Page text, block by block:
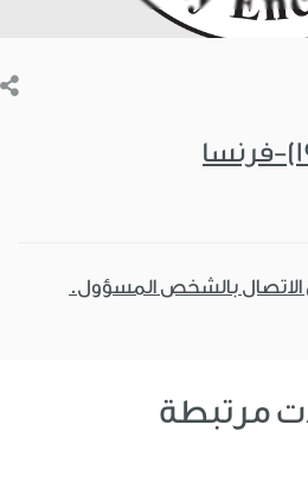
الاتصال بالشخص المسؤول.
مرتبطة